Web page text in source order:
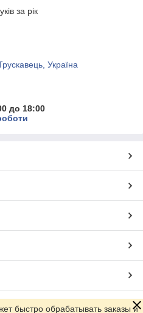
за рік
Україна
до 18:00
Prom.ua
быстро обрабатывать заказы и